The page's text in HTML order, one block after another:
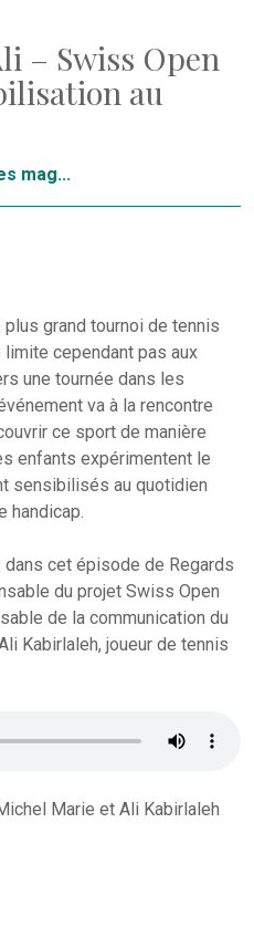
– Swiss Open
au
mag...
grand tournoi de tennis
cependant pas aux
une tournée dans les
va à la rencontre
ce sport de manière
enfants expérimentent le
sensibilisés au quotidien
handicap.
dans cet épisode de Regards
du projet Swiss Open
de la communication du
Kabirlaleh, joueur de tennis
Marie et Ali Kabirlaleh